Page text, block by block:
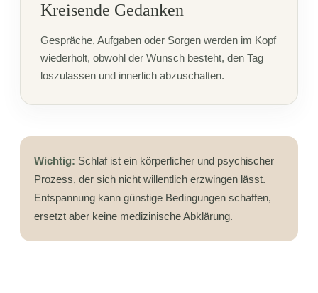
Kreisende Gedanken
Gespräche, Aufgaben oder Sorgen werden im Kopf
wiederholt, obwohl der Wunsch besteht, den Tag
loszulassen und innerlich abzuschalten.
Wichtig: Schlaf ist ein körperlicher und psychischer
Prozess, der sich nicht willentlich erzwingen lässt.
Entspannung kann günstige Bedingungen schaffen,
ersetzt aber keine medizinische Abklärung.